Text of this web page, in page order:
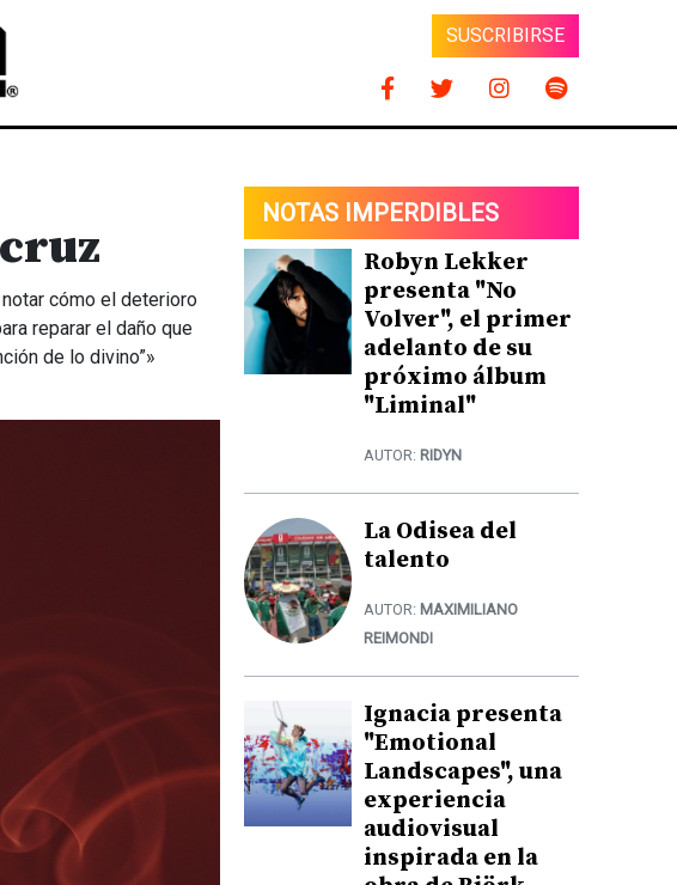
SUSCRIBIRSE
cómo el deterioro
reparar el daño que
de lo divino”»
NOTAS IMPERDIBLES
Robyn Lekker
presenta "No
Volver", el primer
adelanto de su
próximo álbum
"Liminal"
AUTOR: RIDYN
La Odisea del
talento
AUTOR: MAXIMILIANO
REIMONDI
Ignacia presenta
"Emotional
Landscapes", una
experiencia
audiovisual
inspirada en la